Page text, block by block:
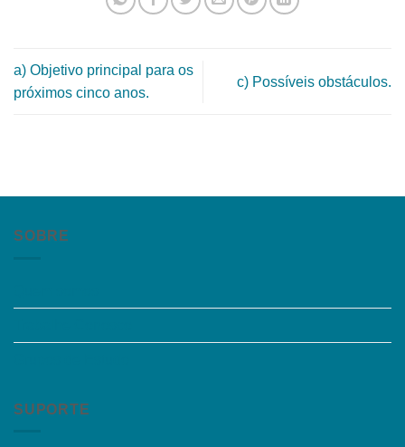
a) Objetivo principal para os
próximos cinco anos.
c) Possíveis obstáculos.
SOBRE
SUPORTE